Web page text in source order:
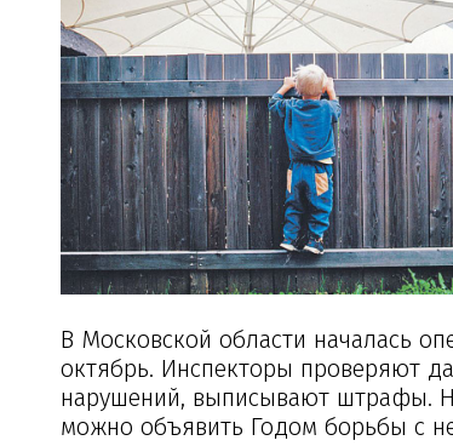
В Московской области началась
октябрь. Инспекторы проверяют
нарушений, выписывают штрафы.
можно объявить Годом борьбы с